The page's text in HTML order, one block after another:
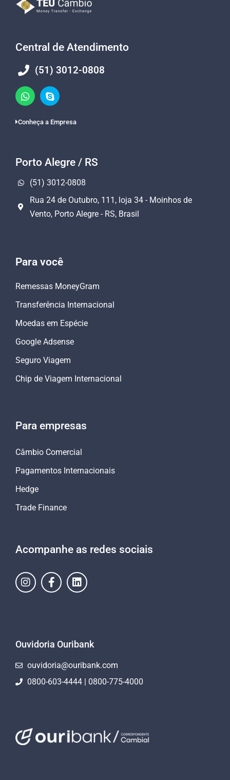
Central de Atendimento
(51) 3012-0808
Conheça a Empresa
Porto Alegre / RS
(51) 3012-0808
Rua 24 de Outubro, 111, loja 34 - Moinhos de
Vento, Porto Alegre - RS, Brasil
Para você
Remessas MoneyGram
Transferência Internacional
Moedas em Espécie
Google Adsense
Seguro Viagem
Chip de Viagem Internacional
Para empresas
Câmbio Comercial
Pagamentos Internacionais
Hedge
Trade Finance
Acompanhe as redes sociais
Ouvidoria Ouribank
ouvidoria@ouribank.com
0800-603-4444 | 0800-775-4000